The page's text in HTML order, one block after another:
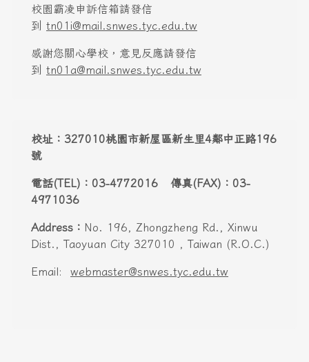
校園霸凌申訴信箱請發信
到 tn01i@mail.snwes.tyc.edu.tw
感謝您關心學校，意見反應請發信
到 tn01a@mail.snwes.tyc.edu.tw
校址：327010桃園市新屋區新生里4鄰中正路196
號
電話(TEL)：03-4772016 傳真(FAX)：03-
4971036
Address： No. 196, Zhongzheng Rd., Xinwu
Dist., Taoyuan City 327010 , Taiwan (R.O.C.)
Email: webmaster@snwes.tyc.edu.tw